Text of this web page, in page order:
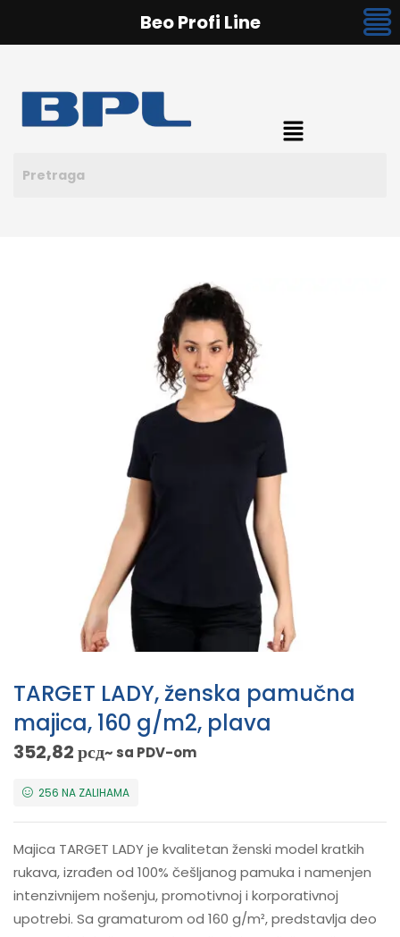
TARGET LADY, ženska pamučna
majica, 160 g/m2, plava
352,82рсд~ sa PDV-om
256 NA ZALIHAMA
Majica TARGET LADY je kvalitetan ženski model kratkih
rukava, izrađen od 100% češljanog pamuka i namenjen
intenzivnijem nošenju, promotivnoj i korporativnoj
upotrebi. Sa gramaturom od 160 g/m², predstavlja deo
Beo Profi Line